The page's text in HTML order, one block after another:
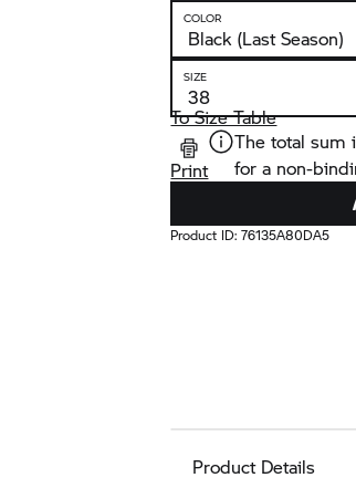
COLOR
SIZE
To Size Table
Print
The total sum
for a non-
Product ID:76135A80DA5
Product Details